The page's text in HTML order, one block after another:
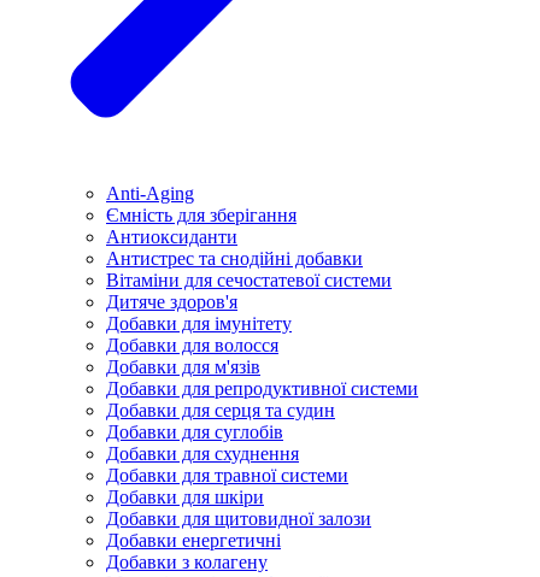
Anti-Aging
Ємність для зберігання
Антиоксиданти
Антистрес та снодійні добавки
Вітаміни для сечостатевої системи
Дитяче здоров'я
Добавки для імунітету
Добавки для волосся
Добавки для м'язів
Добавки для репродуктивної системи
Добавки для серця та судин
Добавки для суглобів
Добавки для схуднення
Добавки для травної системи
Добавки для шкіри
Добавки для щитовидної залози
Добавки енергетичні
Добавки з колагену